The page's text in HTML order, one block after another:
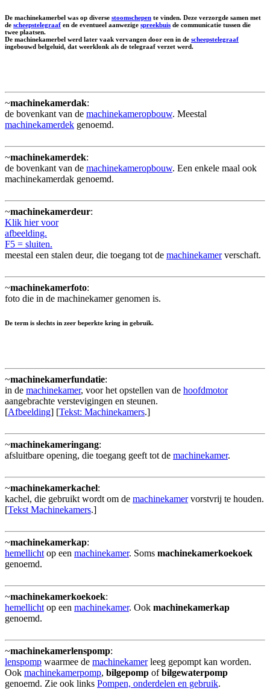
De machinekamerbel was op diverse stoomschepen te vinden. Deze verzorgde samen met
de scheepstelegraaf en de eventueel aanwezige spreekbuis de communicatie tussen die
twee plaatsen.
De machinekamerbel werd later vaak vervangen door een in de scheepstelegraaf
ingebouwd belgeluid, dat weerklonk als de telegraaf verzet werd.
~machinekamerdak:
de bovenkant van de machinekameropbouw. Meestal
machinekamerdek genoemd.
~machinekamerdek:
de bovenkant van de machinekameropbouw. Een enkele maal ook
machinekamerdak genoemd.
~machinekamerdeur:
Klik hier voor
afbeelding.
F5 = sluiten.
meestal een stalen deur, die toegang tot de machinekamerverschaft.
~machinekamerfoto:
foto die in de machinekamer genomen is.
De term is slechts in zeer beperkte kring in gebruik.
~machinekamerfundatie:
in de machinekamer, voor het opstellen van de hoofdmotor
aangebrachte verstevigingen en steunen.
[Afbeelding] [Tekst: Machinekamers.]
~machinekameringang:
afsluitbare opening, die toegang geeft tot de machinekamer.
~machinekamerkachel:
kachel, die gebruikt wordt om de machinekamervorstvrij te houden.
[Tekst Machinekamers.]
~machinekamerkap:
hemellicht op een machinekamer. Soms machinekamerkoekoek
genoemd.
~machinekamerkoekoek:
hemellicht op een machinekamer. Ook machinekamerkap
genoemd.
~machinekamerlenspomp:
lenspomp waarmee de machinekamerleeg gepompt kan worden.
Ook machinekamerpomp, bilgepomp ofbilgewaterpomp
genoemd. Zie ook links Pompen, onderdelen en gebruik.